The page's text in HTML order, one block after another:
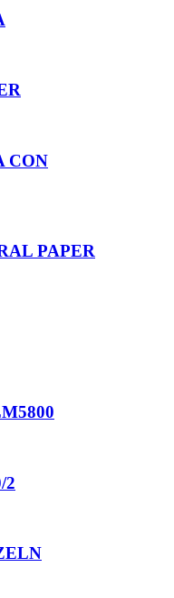
CON
PAPER
2